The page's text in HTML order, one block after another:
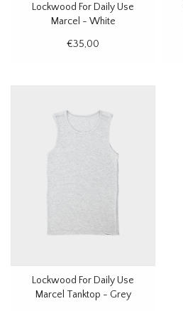
Lockwood For Daily Use
Marcel - White
€35,00
Lockwood For Daily Use
Marcel Tanktop - Grey